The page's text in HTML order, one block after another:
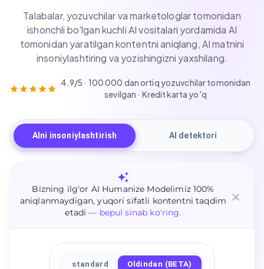
Talabalar, yozuvchilar va marketologlar tomonidan
ishonchli bo'lgan kuchli AI vositalari yordamida AI
tomonidan yaratilgan kontentni aniqlang, AI matnini
insoniylashtiring va yozishingizni yaxshilang.
4.9/5 · 100 000 dan ortiq yozuvchilar tomonidan
sevilgan · Kredit karta yo'q
AIni insoniylashtirish AI detektori
Bizning ilg'or AI Humanize Modelimiz 100%
aniqlanmaydigan, yuqori sifatli kontentni taqdim
etadi — bepul sinab ko'ring.
standard Oldindan (BETA)